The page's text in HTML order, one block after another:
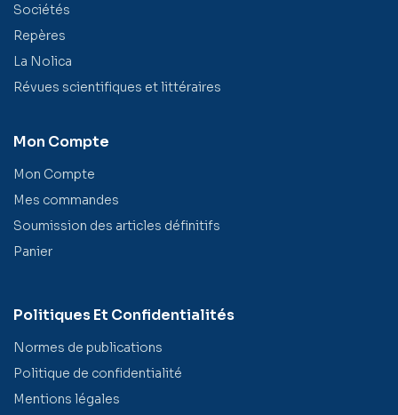
Sociétés
Repères
La Nolica
Révues scientifiques et littéraires
Mon Compte
Mon Compte
Mes commandes
Soumission des articles définitifs
Panier
Politiques Et Confidentialités
Normes de publications
Politique de confidentialité
Mentions légales